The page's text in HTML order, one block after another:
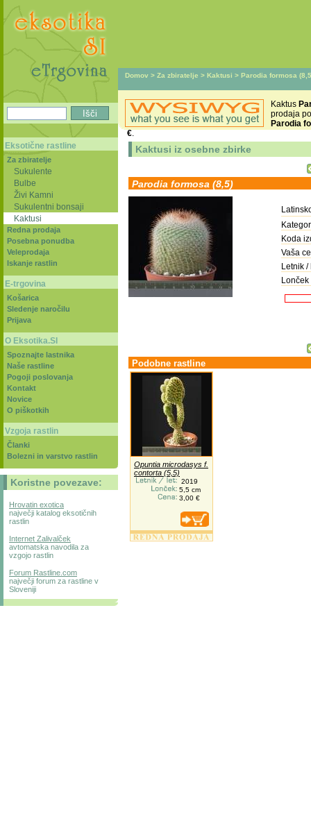
Domov > Za zbiratelje > Kaktusi > Parodia formosa
Kaktus
prodaja
Parodia
€.
Kaktusi iz osebne zbirke
Parodia formosa (8,5)
Koda
Vaša
Letnik /
Lonček
Podobne rastline
Opuntia microdasys f.
contorta (5,5)
2019
5,5 cm
3,00 €
Eksotične rastline
Za zbiratelje
Sukulente
Bulbe
Živi Kamni
Sukulentni bonsaji
Kaktusi
Redna prodaja
Posebna ponudba
Veleprodaja
Iskanje rastlin
E-trgovina
Košarica
Sledenje naročilu
Prijava
O Eksotika.SI
Spoznajte lastnika
Naše rastline
Pogoji poslovanja
Kontakt
Novice
O piškotkih
Vzgoja rastlin
Članki
Bolezni in varstvo rastlin
Koristne povezave:
Hrovatin exotica
največji katalog eksotičnih
rastlin
Internet Zalivalček
avtomatska navodila za
vzgojo rastlin
Forum Rastline.com
največji forum za rastline v
Sloveniji